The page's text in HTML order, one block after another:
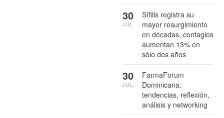
Sífilis registra su
mayor resurgimiento
en décadas, contagios
aumentan 13% en
sólo dos años
30
JUL
FarmaForum
Dominicana:
tendencias, reflexión,
análisis y networking
30
JUL